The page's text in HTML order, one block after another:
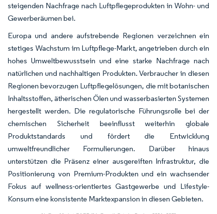
steigenden Nachfrage nach Luftpflegeprodukten in Wohn- und
Gewerberäumen bei.
Europa und andere aufstrebende Regionen verzeichnen ein
stetiges Wachstum im Luftpflege-Markt, angetrieben durch ein
hohes Umweltbewusstsein und eine starke Nachfrage nach
natürlichen und nachhaltigen Produkten. Verbraucher in diesen
Regionen bevorzugen Luftpflegelösungen, die mit botanischen
Inhaltsstoffen, ätherischen Ölen und wasserbasierten Systemen
hergestellt werden. Die regulatorische Führungsrolle bei der
chemischen Sicherheit beeinflusst weiterhin globale
Produktstandards und fördert die Entwicklung
umweltfreundlicher Formulierungen. Darüber hinaus
unterstützen die Präsenz einer ausgereiften Infrastruktur, die
Positionierung von Premium-Produkten und ein wachsender
Fokus auf wellness-orientiertes Gastgewerbe und Lifestyle-
Konsum eine konsistente Marktexpansion in diesen Gebieten.